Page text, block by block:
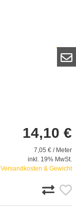
14,10 €
7,05 € / Meter
inkl. 19% MwSt.
Versandkosten & Gewicht